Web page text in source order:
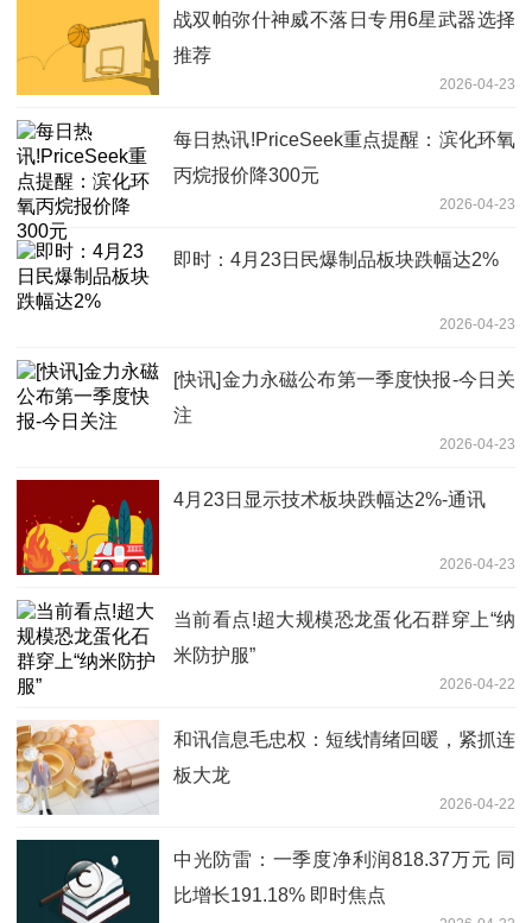
战双帕弥什神威不落日专用6星武器选择
推荐
2026-04-23
每日热讯!PriceSeek重点提醒：滨化环氧
丙烷报价降300元
2026-04-23
即时：4月23日民爆制品板块跌幅达2%
2026-04-23
[快讯]金力永磁公布第一季度快报-今日关
注
2026-04-23
4月23日显示技术板块跌幅达2%-通讯
2026-04-23
当前看点!超大规模恐龙蛋化石群穿上“纳
米防护服”
2026-04-22
和讯信息毛忠权：短线情绪回暖，紧抓连
板大龙
2026-04-22
中光防雷：一季度净利润818.37万元 同
比增长191.18% 即时焦点